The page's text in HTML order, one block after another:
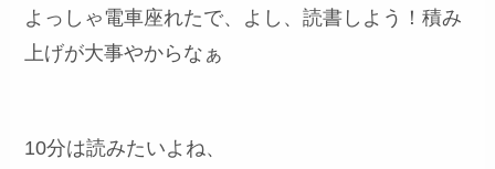
よっしゃ電車座れたで、よし、読書しよう！積み
上げが大事やからなぁ
10分は読みたいよね、